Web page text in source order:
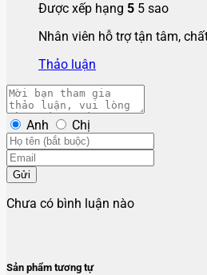
Được xếp hạng 5 5 sao
Nhân viên hỗ trợ tận tâm,
Thảo luận
Anh Chị
Gửi
Chưa có bình luận nào
Sản phẩm tương tự